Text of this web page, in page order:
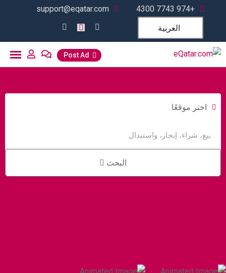
+974 7743 4300
support@eqatar.com
العربية
Post Ad
اختر موقعًا
البحث